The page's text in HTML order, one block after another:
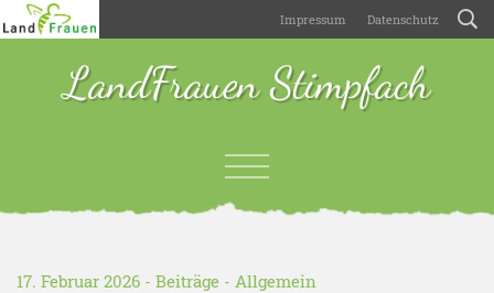
Impressum Datenschutz
LandFrauen Stimpfach
17. Februar 2026 - Beiträge - Allgemein